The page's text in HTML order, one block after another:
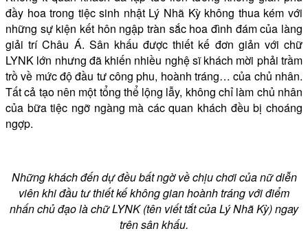
đầy hoa trong tiệc sinh nhật Lý Nhã Kỳ không thua kém với
những sự kiện kết hôn ngập tràn sắc hoa đình đám của làng
giải trí Châu Á. Sân khấu được thiết kế đơn giản với chữ
LYNK lớn nhưng đã khiến nhiều nghệ sĩ khách mời phải trầm
trồ về mức độ đầu tư công phu, hoành tráng… của chủ nhân.
Tất cả tạo nên một tổng thể lộng lẫy, không chỉ làm chủ nhân
của bữa tiệc ngỡ ngàng mà các quan khách đều bị choáng
ngợp.
Những khách đến dự đều bất ngờ về chịu chơi của nữ diễn
viên khi đầu tư thiết kế không gian hoành tráng với điểm
nhấn chủ đạo là chữ LYNK (tên viết tắt của Lý Nhã Kỳ) ngay
trên sân khấu.